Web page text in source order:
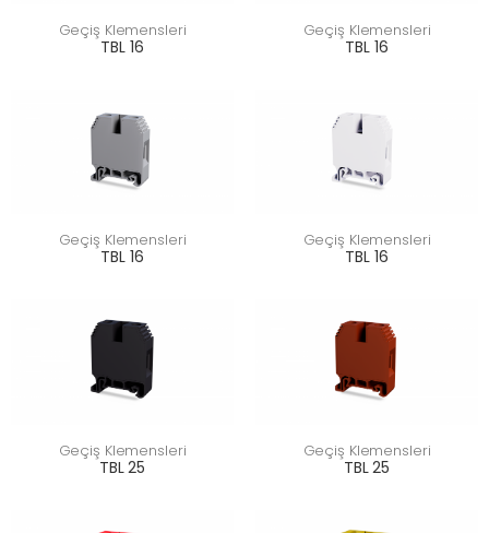
Geçiş Klemensleri
TBL 16
Geçiş Klemensleri
TBL 16
Geçiş Klemensleri
TBL 16
Geçiş Klemensleri
TBL 16
Geçiş Klemensleri
TBL 25
Geçiş Klemensleri
TBL 25